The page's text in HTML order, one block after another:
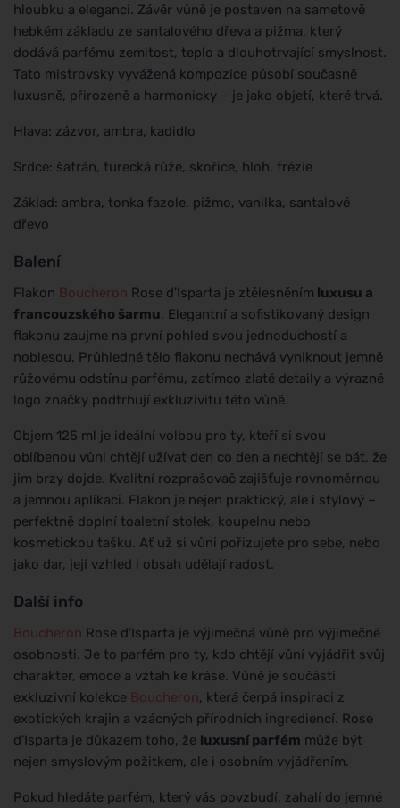
hloubku a eleganci. Závěr vůně je postaven na sametově
hebkém základu ze santalového dřeva a pižma, který
dodává parfému zemitost, teplo a dlouhotrvající smyslnost.
Tato mistrovsky vyvážená kompozice působí současně
luxusně, přirozeně a harmonicky – je jako objetí, které trvá.
Hlava: zázvor, ambra, kadidlo
Srdce: šafrán, turecká růže, skořice, hloh, frézie
Základ: ambra, tonka fazole, pižmo, vanilka, santalové
dřevo
Balení
Flakon Boucheron Rose d'Isparta je ztělesněním luxusu a
francouzského šarmu. Elegantní a sofistikovaný design
flakonu zaujme na první pohled svou jednoduchostí a
noblesou. Průhledné tělo flakonu nechává vyniknout jemně
růžovému odstínu parfému, zatímco zlaté detaily a výrazné
logo značky podtrhují exkluzivitu této vůně.
Objem 125 ml je ideální volbou pro ty, kteří si svou
oblíbenou vůni chtějí užívat den co den a nechtějí se bát, že
jim brzy dojde. Kvalitní rozprašovač zajišťuje rovnoměrnou
a jemnou aplikaci. Flakon je nejen praktický, ale i stylový –
perfektně doplní toaletní stolek, koupelnu nebo
kosmetickou tašku. Ať už si vůni pořizujete pro sebe, nebo
jako dar, její vzhled i obsah udělají radost.
Další info
Boucheron Rose d'Isparta je výjimečná vůně pro výjimečné
osobnosti. Je to parfém pro ty, kdo chtějí vůní vyjádřit svůj
charakter, emoce a vztah ke kráse. Vůně je součástí
exkluzivní kolekce Boucheron, která čerpá inspiraci z
exotických krajin a vzácných přírodních ingrediencí. Rose
d'Isparta je důkazem toho, že luxusní parfém může být
nejen smyslovým požitkem, ale i osobním vyjádřením.
Pokud hledáte parfém, který vás povzbudí, zahalí do jemné